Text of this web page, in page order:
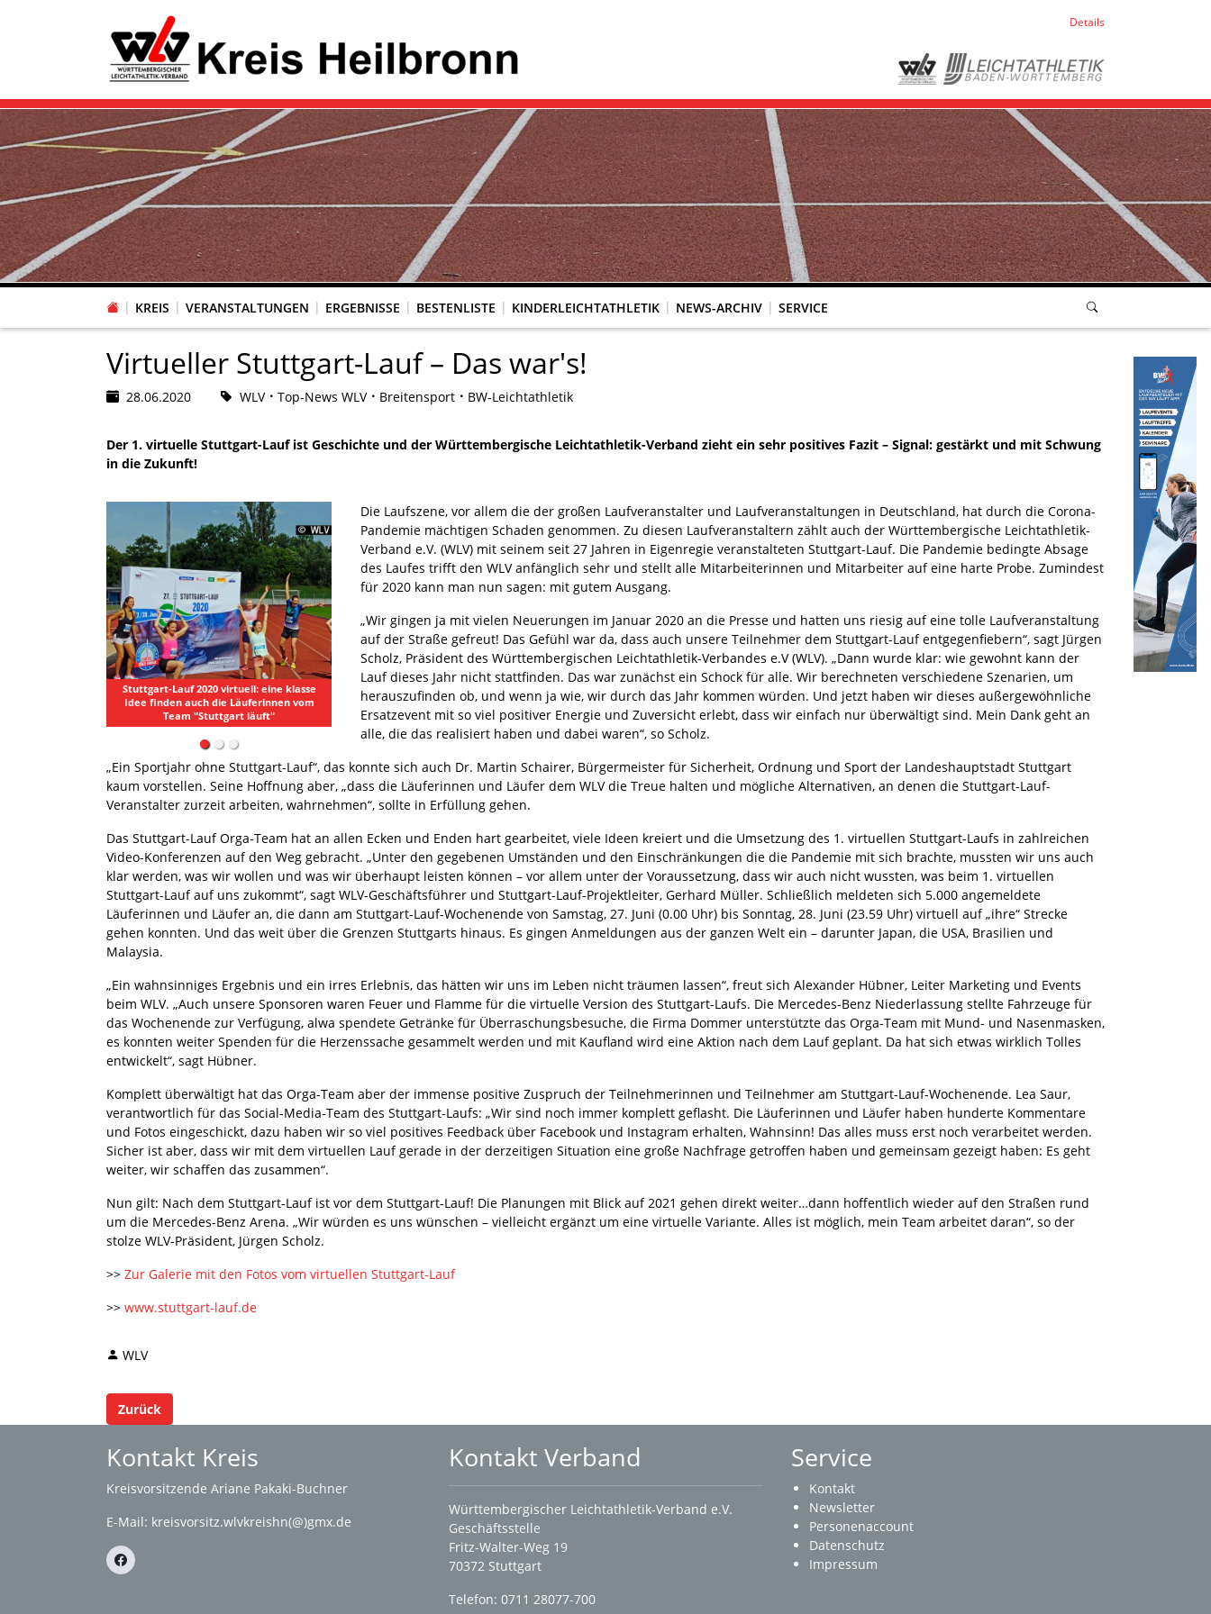
Details
KREIS VERANSTALTUNGEN ERGEBNISSE BESTENLISTE KINDERLEICHTATHLETIK NEWS-ARCHIV SERVICE
Virtueller Stuttgart-Lauf – Das war's!
28.06.2020 WLV Top-News WLV Breitensport BW-Leichtathletik
Der 1. virtuelle Stuttgart-Lauf ist Geschichte und der Württembergische Leichtathletik-Verband zieht ein sehr positives Fazit – Signal: gestärkt und mit Schwung
in die Zukunft!
Stuttgart-Lauf 2020 virtuell: eine klasse
Idee finden auch die Läuferinnen vom
Team "Stuttgart läuft"
Die Laufszene, vor allem die der großen Laufveranstalter und Laufveranstaltungen in Deutschland, hat durch die Corona-
Pandemie mächtigen Schaden genommen. Zu diesen Laufveranstaltern zählt auch der Württembergische Leichtathletik-
Verband e.V. (WLV) mit seinem seit 27 Jahren in Eigenregie veranstalteten Stuttgart-Lauf. Die Pandemie bedingte Absage
des Laufes trifft den WLV anfänglich sehr und stellt alle Mitarbeiterinnen und Mitarbeiter auf eine harte Probe. Zumindest
für 2020 kann man nun sagen: mit gutem Ausgang.
„Wir gingen ja mit vielen Neuerungen im Januar 2020 an die Presse und hatten uns riesig auf eine tolle Laufveranstaltung
auf der Straße gefreut! Das Gefühl war da, dass auch unsere Teilnehmer dem Stuttgart-Lauf entgegenfiebern“, sagt Jürgen
Scholz, Präsident des Württembergischen Leichtathletik-Verbandes e.V (WLV). „Dann wurde klar: wie gewohnt kann der
Lauf dieses Jahr nicht stattfinden. Das war zunächst ein Schock für alle. Wir berechneten verschiedene Szenarien, um
herauszufinden ob, und wenn ja wie, wir durch das Jahr kommen würden. Und jetzt haben wir dieses außergewöhnliche
Ersatzevent mit so viel positiver Energie und Zuversicht erlebt, dass wir einfach nur überwältigt sind. Mein Dank geht an
alle, die das realisiert haben und dabei waren“, so Scholz.
„Ein Sportjahr ohne Stuttgart-Lauf“, das konnte sich auch Dr. Martin Schairer, Bürgermeister für Sicherheit, Ordnung und Sport der Landeshauptstadt Stuttgart
kaum vorstellen. Seine Hoffnung aber, „dass die Läuferinnen und Läufer dem WLV die Treue halten und mögliche Alternativen, an denen die Stuttgart-Lauf-
Veranstalter zurzeit arbeiten, wahrnehmen“, sollte in Erfüllung gehen.
Das Stuttgart-Lauf Orga-Team hat an allen Ecken und Enden hart gearbeitet, viele Ideen kreiert und die Umsetzung des 1. virtuellen Stuttgart-Laufs in zahlreichen
Video-Konferenzen auf den Weg gebracht. „Unter den gegebenen Umständen und den Einschränkungen die die Pandemie mit sich brachte, mussten wir uns auch
klar werden, was wir wollen und was wir überhaupt leisten können – vor allem unter der Voraussetzung, dass wir auch nicht wussten, was beim 1. virtuellen
Stuttgart-Lauf auf uns zukommt“, sagt WLV-Geschäftsführer und Stuttgart-Lauf-Projektleiter, Gerhard Müller. Schließlich meldeten sich 5.000 angemeldete
Läuferinnen und Läufer an, die dann am Stuttgart-Lauf-Wochenende von Samstag, 27. Juni (0.00 Uhr) bis Sonntag, 28. Juni (23.59 Uhr) virtuell auf „ihre“ Strecke
gehen konnten. Und das weit über die Grenzen Stuttgarts hinaus. Es gingen Anmeldungen aus der ganzen Welt ein – darunter Japan, die USA, Brasilien und
Malaysia.
„Ein wahnsinniges Ergebnis und ein irres Erlebnis, das hätten wir uns im Leben nicht träumen lassen“, freut sich Alexander Hübner, Leiter Marketing und Events
beim WLV. „Auch unsere Sponsoren waren Feuer und Flamme für die virtuelle Version des Stuttgart-Laufs. Die Mercedes-Benz Niederlassung stellte Fahrzeuge für
das Wochenende zur Verfügung, alwa spendete Getränke für Überraschungsbesuche, die Firma Dommer unterstützte das Orga-Team mit Mund- und Nasenmasken,
es konnten weiter Spenden für die Herzenssache gesammelt werden und mit Kaufland wird eine Aktion nach dem Lauf geplant. Da hat sich etwas wirklich Tolles
entwickelt“, sagt Hübner.
Komplett überwältigt hat das Orga-Team aber der immense positive Zuspruch der Teilnehmerinnen und Teilnehmer am Stuttgart-Lauf-Wochenende. Lea Saur,
verantwortlich für das Social-Media-Team des Stuttgart-Laufs: „Wir sind noch immer komplett geflasht. Die Läuferinnen und Läufer haben hunderte Kommentare
und Fotos eingeschickt, dazu haben wir so viel positives Feedback über Facebook und Instagram erhalten, Wahnsinn! Das alles muss erst noch verarbeitet werden.
Sicher ist aber, dass wir mit dem virtuellen Lauf gerade in der derzeitigen Situation eine große Nachfrage getroffen haben und gemeinsam gezeigt haben: Es geht
weiter, wir schaffen das zusammen“.
Nun gilt: Nach dem Stuttgart-Lauf ist vor dem Stuttgart-Lauf! Die Planungen mit Blick auf 2021 gehen direkt weiter…dann hoffentlich wieder auf den Straßen rund
um die Mercedes-Benz Arena. „Wir würden es uns wünschen – vielleicht ergänzt um eine virtuelle Variante. Alles ist möglich, mein Team arbeitet daran“, so der
stolze WLV-Präsident, Jürgen Scholz.
>> Zur Galerie mit den Fotos vom virtuellen Stuttgart-Lauf
>> www.stuttgart-lauf.de
WLV
Zurück
Kontakt Kreis
Kreisvorsitzende Ariane Pakaki-Buchner
E-Mail: kreisvorsitz.wlvkreishn(@)gmx.de
Kontakt Verband
Württembergischer Leichtathletik-Verband e.V.
Geschäftsstelle
Fritz-Walter-Weg 19
70372 Stuttgart
Telefon: 0711 28077-700
Service
Kontakt
Newsletter
Personenaccount
Datenschutz
Impressum